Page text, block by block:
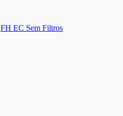
FH EC Sem Filtros